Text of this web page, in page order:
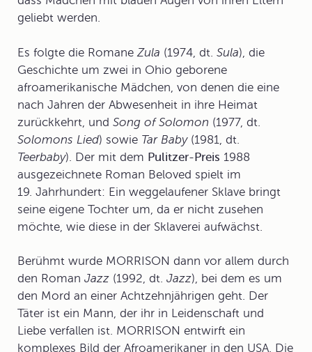
geliebt werden.
Es folgte die RomaneZula (1974, dt. Sula), die
Geschichte um zwei in Ohio geborene
afroamerikanische Mädchen, von denen die eine
nach Jahren der Abwesenheit in ihre Heimat
zurückkehrt, und Song of Solomon (1977, dt.
Solomons Lied) sowie Tar Baby(1981, dt.
Teerbaby). Der mit dem Pulitzer-Preis 1988
ausgezeichnete Roman Beloved spielt im
19. Jahrhundert: Ein weggelaufener Sklave bringt
seine eigene Tochter um, da er nicht zusehen
möchte, wie diese in der Sklaverei aufwächst.
Berühmt wurde MORRISON dann vor allem durch
den Roman Jazz (1992, dt. Jazz), bei dem es um
den Mord an einer Achtzehnjährigen geht. Der
Täter ist ein Mann, der ihr in Leidenschaft und
Liebe verfallen ist. MORRISON entwirft ein
komplexes Bild der Afroamerikaner in den USA. Die